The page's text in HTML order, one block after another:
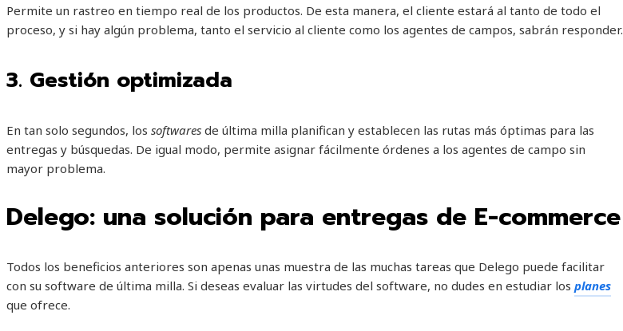
Permite un rastreo en tiempo real de los productos. De esta manera, el cliente estará al tanto de todo el
proceso, y si hay algún problema, tanto el servicio al cliente como los agentes de campos, sabrán responder.
3. Gestión optimizada
En tan solo segundos, los softwares de última milla planifican y establecen las rutas más óptimas para las
entregas y búsquedas. De igual modo, permite asignar fácilmente órdenes a los agentes de campo sin
mayor problema.
Delego: una solución para entregas de E-commerce
Todos los beneficios anteriores son apenas unas muestra de las muchas tareas que Delego puede facilitar
con su software de última milla. Si deseas evaluar las virtudes del software, no dudes en estudiar los planes
que ofrece.